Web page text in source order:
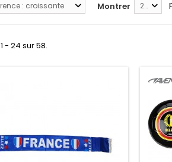
: croissante Montrer 24
- 24 sur 58.